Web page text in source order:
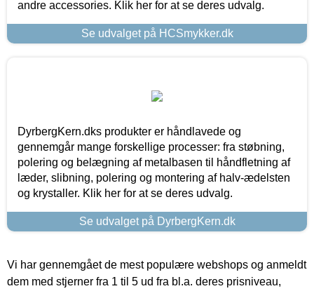
andre accessories. Klik her for at se deres udvalg.
Se udvalget på HCSmykker.dk
DyrbergKern.dks produkter er håndlavede og
gennemgår mange forskellige processer: fra støbning,
polering og belægning af metalbasen til håndfletning af
læder, slibning, polering og montering af halv-ædelsten
og krystaller. Klik her for at se deres udvalg.
Se udvalget på DyrbergKern.dk
Vi har gennemgået de mest populære webshops og anmeldt
dem med stjerner fra 1 til 5 ud fra bl.a. deres prisniveau,